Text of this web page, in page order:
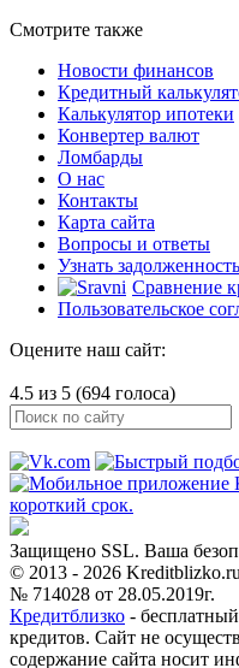
Смотрите также
Новости финансов
Кредитный
Калькулятор ипотеки
Конвертер валют
Ломбарды
О нас
Контакты
Карта сайта
Вопросы и ответы
Узнать
Сравнение
Пользовательское
Оцените наш сайт:
4.5 из 5 (694 голоса)
Защищено SSL. Ваша
© 2013 - 2026
№ 714028 от 28.05.2019г.
Кредитблизко -
кредитов. Сайт не
содержание сайта носит